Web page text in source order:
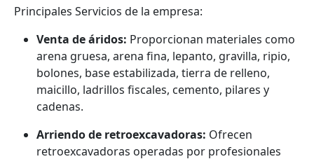
Principales Servicios de la empresa:
Venta de áridos: Proporcionan materiales como
arena gruesa, arena fina, lepanto, gravilla, ripio,
bolones, base estabilizada, tierra de relleno,
maicillo, ladrillos fiscales, cemento, pilares y
cadenas.
Arriendo de retroexcavadoras: Ofrecen
retroexcavadoras operadas por profesionales